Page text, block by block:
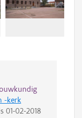
-kerk
01-02-2018